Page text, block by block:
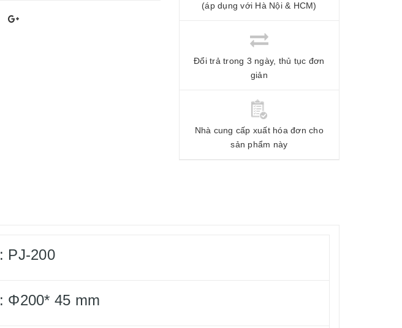
(áp dụng với Hà Nội & HCM)
Đổi trả trong 3 ngày, thủ tục đơn
giản
Nhà cung cấp xuất hóa đơn cho
sản phẩm này
: PJ-200
: Φ200* 45 mm